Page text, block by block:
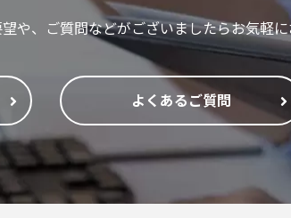
や、ご質問などがございましたらお気軽に
よくあるご質問